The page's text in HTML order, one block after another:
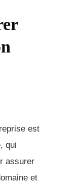
est
qui
assurer
et